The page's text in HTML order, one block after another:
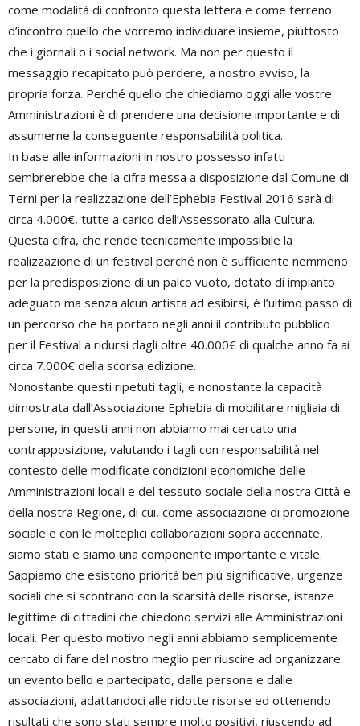
come modalità di confronto questa lettera e come terreno
d’incontro quello che vorremo individuare insieme, piuttosto
che i giornali o i social network. Ma non per questo il
messaggio recapitato può perdere, a nostro avviso, la
propria forza. Perché quello che chiediamo oggi alle vostre
Amministrazioni è di prendere una decisione importante e di
assumerne la conseguente responsabilità politica.
In base alle informazioni in nostro possesso infatti
sembrerebbe che la cifra messa a disposizione dal Comune di
Terni per la realizzazione dell’Ephebia Festival 2016 sarà di
circa 4.000€, tutte a carico dell’Assessorato alla Cultura.
Questa cifra, che rende tecnicamente impossibile la
realizzazione di un festival perché non è sufficiente nemmeno
per la predisposizione di un palco vuoto, dotato di impianto
adeguato ma senza alcun artista ad esibirsi, è l’ultimo passo di
un percorso che ha portato negli anni il contributo pubblico
per il Festival a ridursi dagli oltre 40.000€ di qualche anno fa ai
circa 7.000€ della scorsa edizione.
Nonostante questi ripetuti tagli, e nonostante la capacità
dimostrata dall’Associazione Ephebia di mobilitare migliaia di
persone, in questi anni non abbiamo mai cercato una
contrapposizione, valutando i tagli con responsabilità nel
contesto delle modificate condizioni economiche delle
Amministrazioni locali e del tessuto sociale della nostra Città e
della nostra Regione, di cui, come associazione di promozione
sociale e con le molteplici collaborazioni sopra accennate,
siamo stati e siamo una componente importante e vitale.
Sappiamo che esistono priorità ben più significative, urgenze
sociali che si scontrano con la scarsità delle risorse, istanze
legittime di cittadini che chiedono servizi alle Amministrazioni
locali. Per questo motivo negli anni abbiamo semplicemente
cercato di fare del nostro meglio per riuscire ad organizzare
un evento bello e partecipato, dalle persone e dalle
associazioni, adattandoci alle ridotte risorse ed ottenendo
risultati che sono stati sempre molto positivi, riuscendo ad